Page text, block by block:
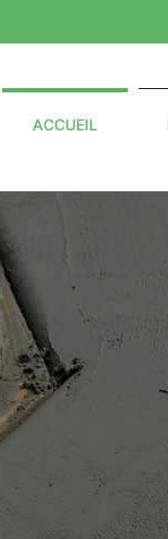
ACCUEIL